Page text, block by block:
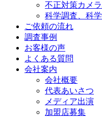
不正対策カメ
科学調査、科
ご依頼の流れ
調査事例
お客様の声
よくある質問
会社案内
会社概要
代表あいさつ
メディア出演
加盟店募集